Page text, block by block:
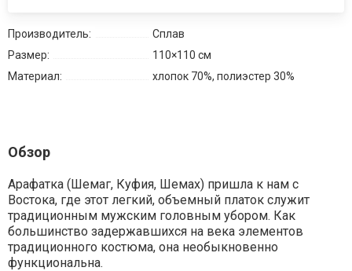
Производитель:
Сплав
Размер:
110×110 см
Материал:
хлопок 70%, полиэстер 30%
Обзор
Арафатка (Шемаг, Куфия, Шемах) пришла к нам с
Востока, где этот легкий, объемный платок служит
традиционным мужским головным убором. Как
большинство задержавшихся на века элементов
традиционного костюма, она необыкновенно
функциональна.